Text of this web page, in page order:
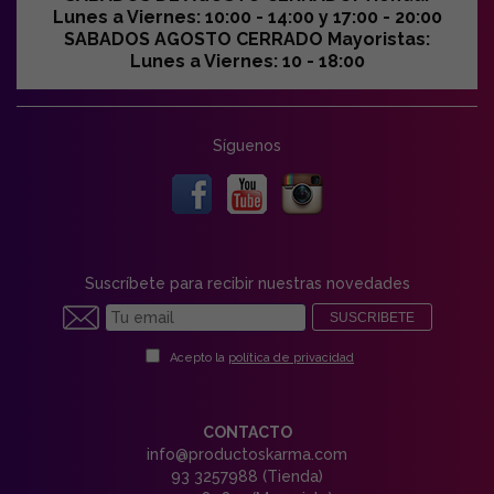
Lunes a Viernes: 10:00 - 14:00 y 17:00 - 20:00
SABADOS AGOSTO CERRADO Mayoristas:
Lunes a Viernes: 10 - 18:00
Síguenos
Suscríbete para recibir nuestras novedades
SUSCRIBETE
Acepto la política de privacidad
CONTACTO
info@productoskarma.com
93 3257988 (Tienda)